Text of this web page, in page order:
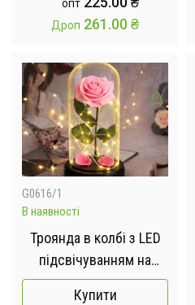
опт
Дроп 261.00₴
G0616/1
В наявності
Троянда в колбі з LED
підсвічуванням на
чорній підставці
Купити